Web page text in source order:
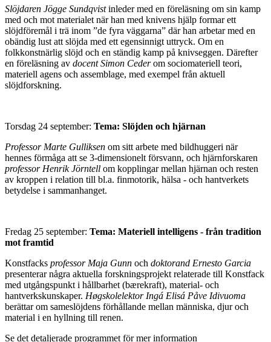
Slöjdaren Jögge Sundqvistinleder med en föreläsning om sin kamp
med och mot materialet när han med knivens hjälp formar ett
slöjdföremål i trä inom ”de fyra väggarna” där han arbetar med en
obändig lust att slöjda med ett egensinnigt uttryck. Om en
folkkonstnärlig slöjd och en ständig kamp på knivseggen. Därefter
en föreläsning av docent Simon Cederom sociomateriell teori,
materiell agens och assemblage, med exempel från aktuell
slöjdforskning.
Torsdag 24 september: Tema: Slöjden och hjärnan
Professor Marte Gulliksen om sitt arbete med bildhuggeri när
hennes förmåga att se 3-dimensionelt försvann, och hjärnforskaren
professor Henrik Jörntell om kopplingar mellan hjärnan och resten
av kroppen i relation till bl.a. finmotorik, hälsa - och hantverkets
betydelse i sammanhanget.
Fredag 25 september: Tema: Materiell intelligens - från tradition
mot framtid
Konstfacks professor Maja Gunn och doktorand Ernesto Garcia
presenterar några aktuella forskningsprojekt relaterade till Konstfack
med utgångspunkt i hållbarhet (bærekraft), material- och
hantverkskunskaper. Høgskolelektor Ingá Elisá Påve Idivuoma
berättar om sameslöjdens förhållande mellan människa, djur och
material i en hyllning till renen.
Se det detaljerade programmet för mer information